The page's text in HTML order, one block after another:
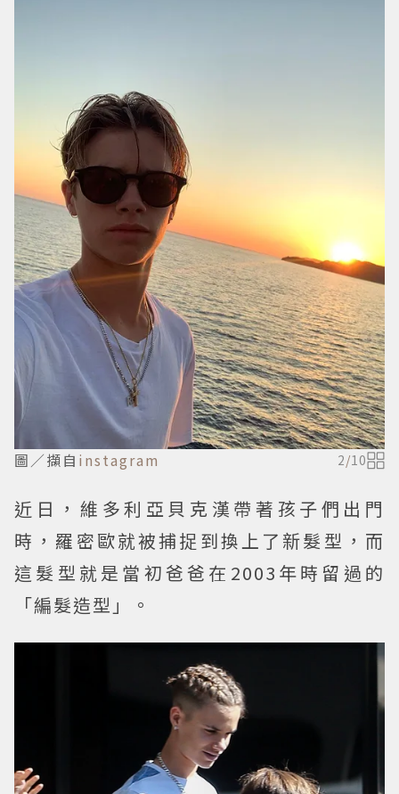
圖／擷自 instagram 2/10
近日，維多利亞貝克漢帶著孩子們出門
時，羅密歐就被捕捉到換上了新髮型，而
這髮型就是當初爸爸在2003年時留過的
「編髮造型」。